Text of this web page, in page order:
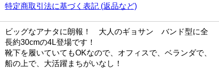
特定商取引法に基づく表記 (返品など)
ビッグなアナタに朗報！ 大人のギョサン バンド型に全
長約30cmの4L登場です！
靴下を履いていてもOKなので、オフィスで、ベランダで、
船の上で、大活躍まちがいなし！